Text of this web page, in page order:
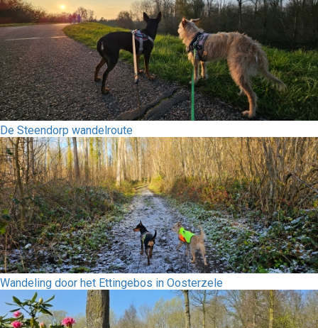
De Steendorp wandelroute
Wandeling door het Ettingebos in Oosterzele